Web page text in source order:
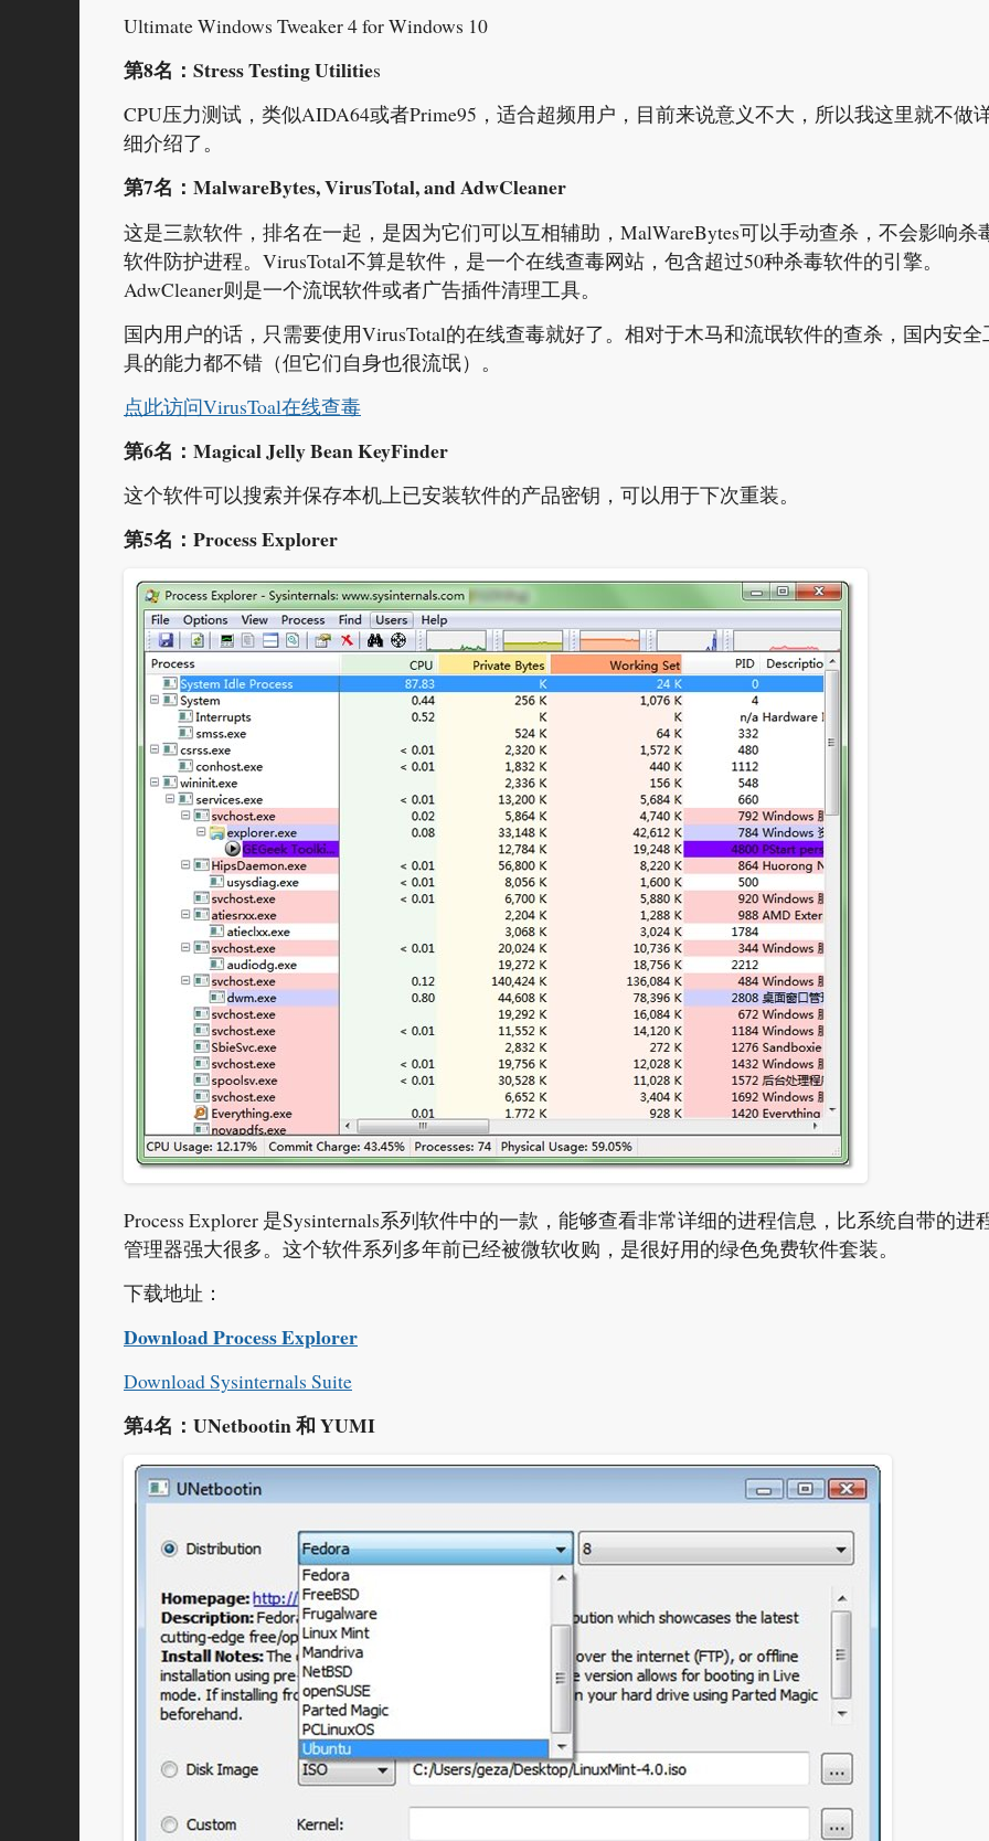
Ultimate Windows Tweaker 4 for Windows 10
第8名：Stress Testing Utilities
CPU压力测试，类似AIDA64或者Prime95，适合超频用户，目前来说意义不大，所以我这里就不做
细介绍了。
第7名：MalwareBytes, VirusTotal, and AdwCleaner
这是三款软件，排名在一起，是因为它们可以互相辅助，MalWareBytes可以手动查杀，不会影响杀
软件防护进程。VirusTotal不算是软件，是一个在线查毒网站，包含超过50种杀毒软件的引擎。
AdwCleaner则是一个流氓软件或者广告插件清理工具。
国内用户的话，只需要使用VirusTotal的在线查毒就好了。相对于木马和流氓软件的查杀，国内安全
具的能力都不错（但它们自身也很流氓）。
点此访问VirusToal在线查毒
第6名：Magical Jelly Bean KeyFinder
这个软件可以搜索并保存本机上已安装软件的产品密钥，可以用于下次重装。
第5名：Process Explorer
Process Explorer 是Sysinternals系列软件中的一款，能够查看非常详细的进程信息，比系统自带的进
管理器强大很多。这个软件系列多年前已经被微软收购，是很好用的绿色免费软件套装。
下载地址：
Download Process Explorer
Download Sysinternals Suite
第4名：UNetbootin 和 YUMI